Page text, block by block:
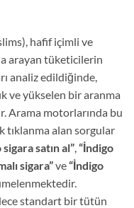
hafif içimli ve
arayan tüketicilerin
analiz edildiğinde,
ve yükselen bir aranma
Arama motorlarında bu
tıklanma alan sorgular
satın al” “İndigo
sigara”ve“İndigo
standart bir tütün